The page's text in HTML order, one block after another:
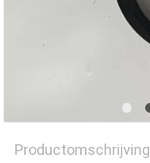
Productomschrijving